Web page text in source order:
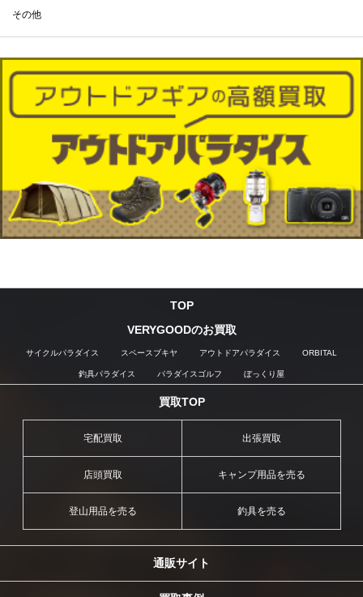
その他
TOP
VERYGOODのお買取
サイクルパラダイス スペースブキヤ アウトドアパラダイス ORBITAL
釣具パラダイス パラダイスゴルフ ぼっくり屋
買取TOP
宅配買取 出張買取
店頭買取 キャンプ用品を売る
登山用品を売る 釣具を売る
通販サイト